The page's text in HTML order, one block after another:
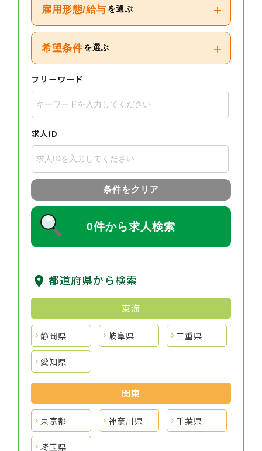
雇用形態/給与 を選ぶ +
希望条件 を選ぶ +
フリーワード
求人ID
条件をクリア
0件から求人検索
都道府県から検索
東海
静岡県 岐阜県 三重県
愛知県
関東
東京都 神奈川県 千葉県
埼玉県